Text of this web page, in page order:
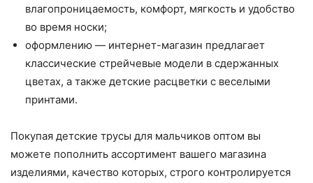
влагопроницаемость, комфорт, мягкость и удобство
во время носки;
оформлению — интернет-магазин предлагает
классические стрейчевые модели в сдержанных
цветах, а также детские расцветки с веселыми
принтами.
Покупая детские трусы для мальчиков оптом вы
можете пополнить ассортимент вашего магазина
изделиями, качество которых, строго контролируется